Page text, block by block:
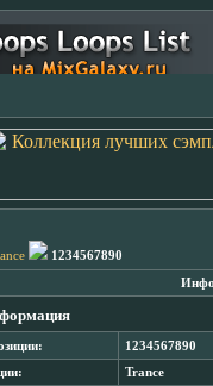
1234567890
1234567890
Trance